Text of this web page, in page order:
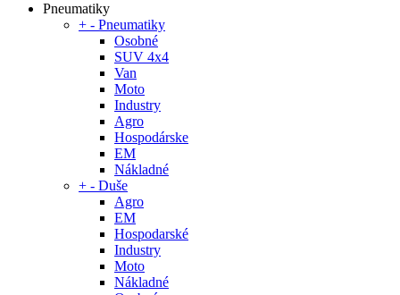
Pneumatiky
+ - Pneumatiky
Osobné
SUV 4x4
Van
Moto
Industry
Agro
Hospodárske
EM
Nákladné
+ - Duše
Agro
EM
Hospodarské
Industry
Moto
Nákladné